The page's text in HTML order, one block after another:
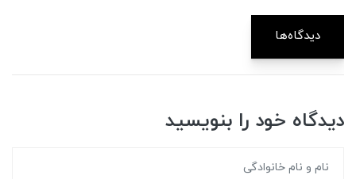
دیدگاه‌ها
دیدگاه خود را بنویسید